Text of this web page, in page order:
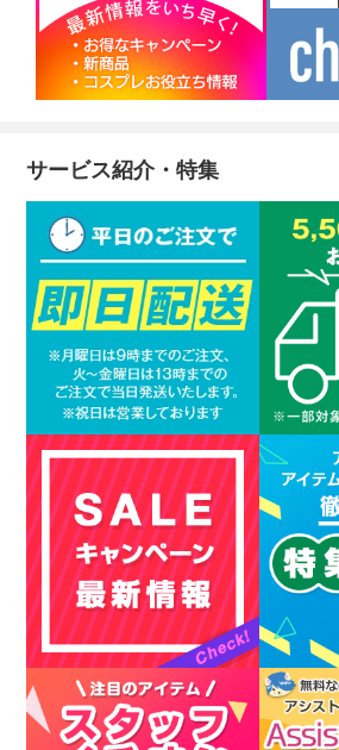
サービス紹介・特集